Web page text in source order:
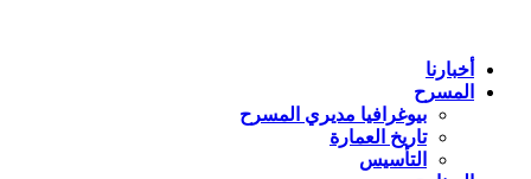
أخبارنا
المسرح
بيوغرافيا مديري المسرح
تاريخ العمارة
التأسيس